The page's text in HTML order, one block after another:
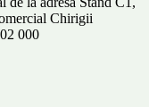
Chirigii
000